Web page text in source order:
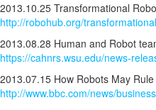
2013.10.25 Transformational
http://robohub.org/
2013.08.28 Human and Robot
https://cahnrs.wsu.edu/news-
2013.07.15 How Robots May
http://www.bbc.com/news/